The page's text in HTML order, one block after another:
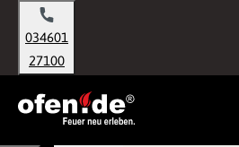
springen
034601
27100